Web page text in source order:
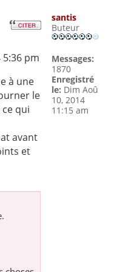
5:36 pm
à une
le
qui
avant
et
santis
Buteur
Messages:
1870
Enregistré
le: Dim Aoû
10, 2014
11:15 am